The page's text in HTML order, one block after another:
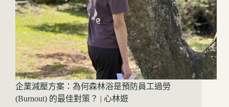
企業減壓方案：為何森林浴是預防員工過勞
(Burnout) 的最佳對策？ | 心林遊